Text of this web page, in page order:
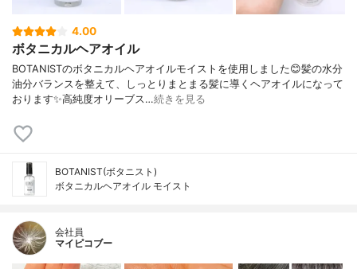
4.00
ボタニカルヘアオイル
BOTANISTのボタニカルヘアオイルモイストを使用しました😊髪の水分
油分バランスを整えて、しっとりまとまる髪に導くヘアオイルになって
おります✨高純度オリーブス…続きを見る
BOTANIST(ボタニスト)
ボタニカルヘアオイル モイスト
会社員
マイピコブー